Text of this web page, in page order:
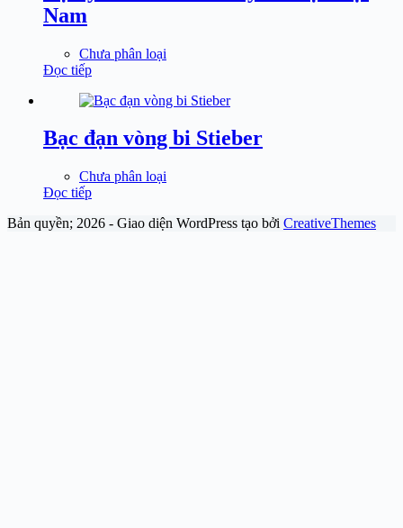
Nam
Chưa phân loại
Đọc tiếp
Bạc đạn vòng bi Stieber
Chưa phân loại
Đọc tiếp
Bản quyền; 2026 - Giao diện WordPress tạo bởi CreativeThemes